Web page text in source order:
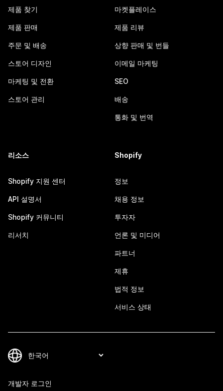
제품 찾기
제품 판매
주문 및 배송
스토어 디자인
마케팅 및 전환
스토어 관리
마켓플레이스
제품 리뷰
상향 판매 및 번들
이메일 마케팅
SEO
배송
통화 및 번역
리소스
Shopify 지원 센터
API 설명서
Shopify 커뮤니티
리서치
Shopify
정보
채용 정보
투자자
언론 및 미디어
파트너
제휴
법적 정보
서비스 상태
개발자 로그인